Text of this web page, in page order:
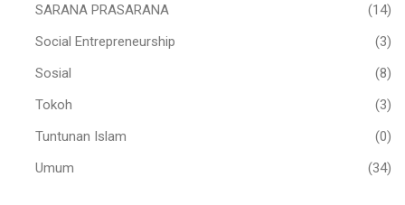
SARANA PRASARANA
(14)
Social Entrepreneurship
(3)
Sosial
(8)
Tokoh
(3)
Tuntunan Islam
(0)
Umum
(34)